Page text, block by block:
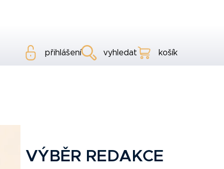
přihlášení vyhledat košík
VÝBĚR REDAKCE